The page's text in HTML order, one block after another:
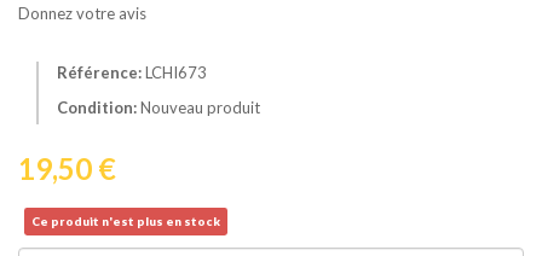
Donnez votre avis
Référence:LCHI673
Condition:Nouveau produit
19,50 €
Ce produit n'est plus en stock